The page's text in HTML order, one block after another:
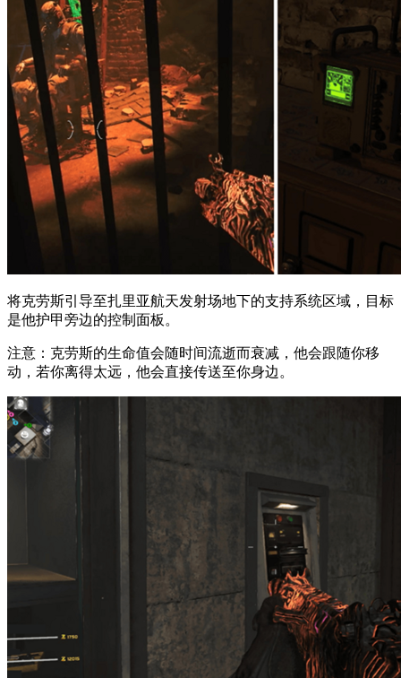
将克劳斯引导至扎里亚航天发射场地下的支持系统区域，目标
是他护甲旁边的控制面板。
注意：克劳斯的生命值会随时间流逝而衰减，他会跟随你移
动，若你离得太远，他会直接传送至你身边。